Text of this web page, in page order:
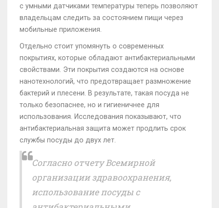
с умными датчиками температуры теперь позволяют
владельцам следить за состоянием пищи через
мобильные приложения.
Отдельно стоит упомянуть о современных
покрытиях, которые обладают антибактериальными
свойствами. Эти покрытия создаются на основе
нанотехнологий, что предотвращает размножение
бактерий и плесени. В результате, такая посуда не
только безопаснее, но и гигиеничнее для
использования. Исследования показывают, что
антибактериальная защита может продлить срок
службы посуды до двух лет.
Согласно отчету Всемирной
организации здравоохранения,
использование посуды с